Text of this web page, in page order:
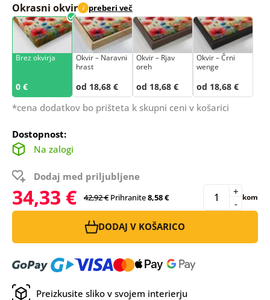
Okrasni okvir i preberi več
Brez okvirja
0 €
Okvir – Naravni
hrast
od 18,68 €
Okvir – Rjav
oreh
od 18,68 €
Okvir – Črni
wenge
od 18,68 €
*cena dodatkov bo prišteta k skupni ceni v košarici
Dostopnost:
Na zalogi
Dodaj med priljubljene
34,33 € 42,92 € Prihranite8,58 € -
+ kom
DODAJ V KOŠARICO
Preizkusite sliko v svojem interierju